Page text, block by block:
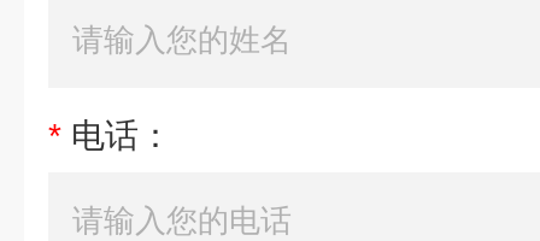
* 电话：